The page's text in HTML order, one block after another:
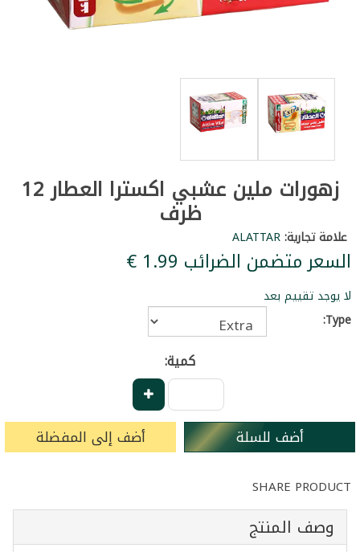
زهورات ملين عشبي اكسترا العطار 12
ظرف
علامة تجارية:ALATTAR
السعر متضمن الضرائب ‏1.99 €
لا يوجد تقييم بعد
Type:
كمية:
أضف للسلة أضف إلى المفضلة
SHARE PRODUCT
وصف المنتج